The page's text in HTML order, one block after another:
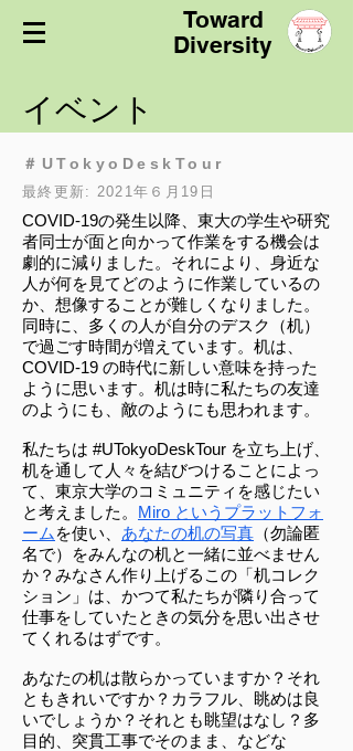
Toward
Diversity
イベント
＃UTokyoDeskTour
最終更新: 2021年６月19日
COVID-19の発生以降、東大の学生や研究
者同士が面と向かって作業をする機会は
劇的に減りました。それにより、身近な
人が何を見てどのように作業しているの
か、想像することが難しくなりました。
同時に、多くの人が自分のデスク（机）
で過ごす時間が増えています。机は、
COVID-19 の時代に新しい意味を持った
ように思います。机は時に私たちの友達
のようにも、敵のようにも思われます。
私たちは #UTokyoDeskTour を立ち上げ、
机を通して人々を結びつけることによっ
て、東京大学のコミュニティを感じたい
と考えました。 Miro というプラットフォ
ーム を使い、 あなたの机の写真 （勿論匿
名で）をみんなの机と一緒に並べません
か？みなさん作り上げるこの「机コレク
ション」は、かつて私たちが隣り合って
仕事をしていたときの気分を思い出させ
てくれるはずです。
あなたの机は散らかっていますか？それ
ともきれいですか？カラフル、眺めは良
いでしょうか？それとも眺望はなし？多
目的、突貫工事でそのまま、などな